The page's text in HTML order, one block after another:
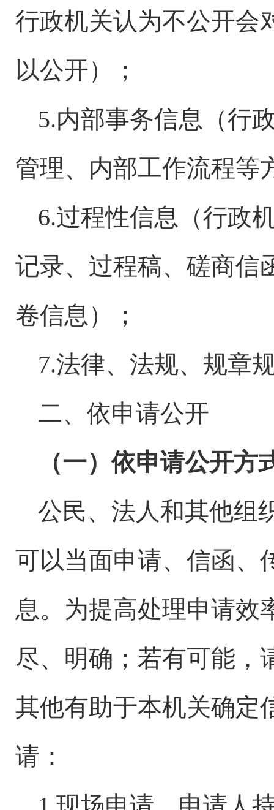
行政机关认为不公开会
以公开）；
5.内部事务信息（行
管理、内部工作流程等
6.过程性信息（行政
记录、过程稿、磋商信
卷信息）；
7.法律、法规、规章
二、依申请公开
（一）依申请公开方
公民、法人和其他组
可以当面申请、信函、
息。为提高处理申请效
尽、明确；若有可能，
其他有助于本机关确定
请：